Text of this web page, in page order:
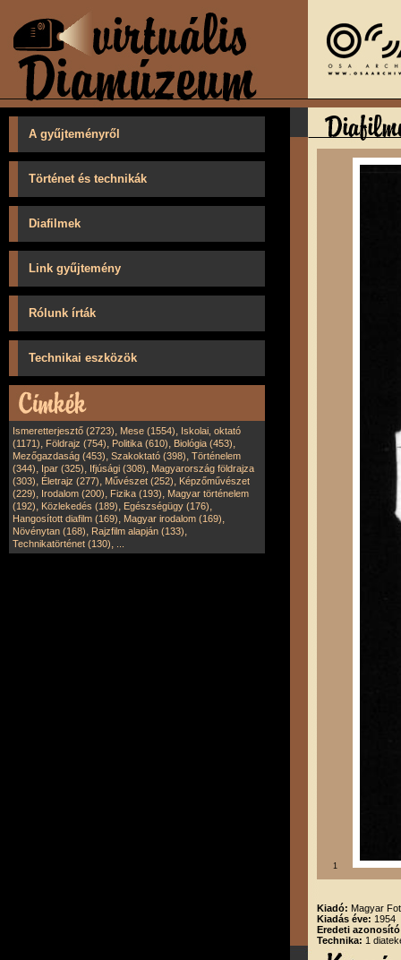
A gyűjteményről
Történet és technikák
Diafilmek
Link gyűjtemény
Rólunk írták
Technikai eszközök
Ismeretterjesztő (2723), Mese (1554), Iskolai, oktató
(1171), Földrajz (754), Politika (610), Biológia (453),
Mezőgazdaság (453), Szakoktató (398), Történelem
(344), Ipar (325), Ifjúsági (308), Magyarország földrajza
(303), Életrajz (277), Művészet (252), Képzőművészet
(229), Irodalom (200), Fizika (193), Magyar történelem
(192), Közlekedés (189), Egészségügy (176),
Hangosított diafilm (169), Magyar irodalom (169),
Növénytan (168), Rajzfilm alapján (133),
Technikatörténet (130),
1
Kiadó: Magyar
Kiadás éve: 1954
Eredeti
Technika: 1